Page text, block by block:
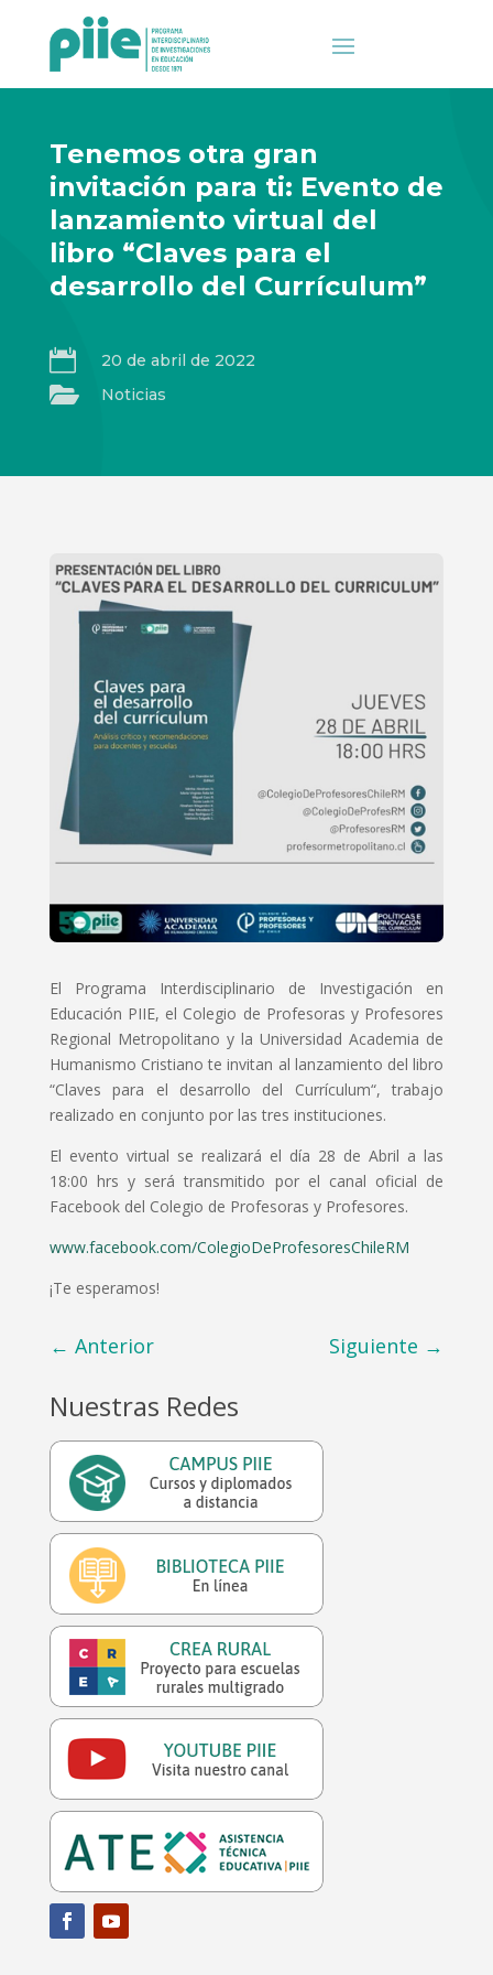
Tenemos otra gran
invitación para ti: Evento de
lanzamiento virtual del
libro “Claves para el
desarrollo del Currículum”
 20 de abril de 2022
 Noticias
El Programa Interdisciplinario de Investigación en
Educación PIIE, el Colegio de Profesoras y Profesores
Regional Metropolitano y la Universidad Academia de
Humanismo Cristiano te invitan al lanzamiento del libro
“Claves para el desarrollo del Currículum“, trabajo
realizado en conjunto por las tres instituciones.
El evento virtual se realizará el día 28 de Abril a las
18:00 hrs y será transmitido por el canal oficial de
Facebook del Colegio de Profesoras y Profesores.
www.facebook.com/ColegioDeProfesoresChileRM
¡Te esperamos!
← Anterior Siguiente →
Nuestras Redes